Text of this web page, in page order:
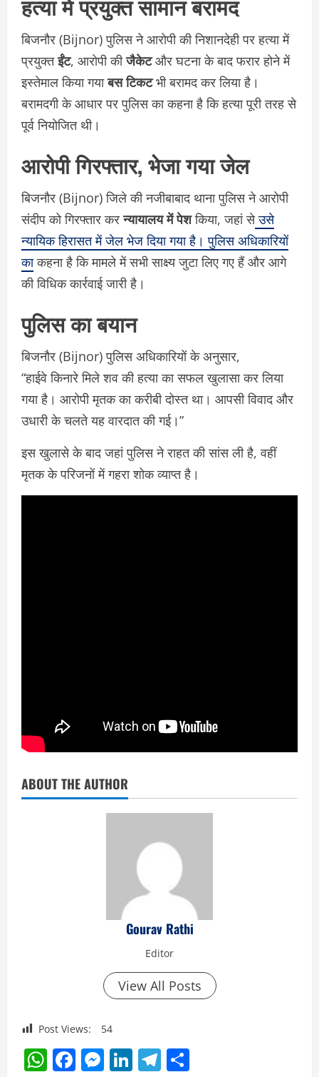
बिजनौर (Bijnor) पुलिस ने आरोपी की निशानदेही पर हत्या में
प्रयुक्तईंट, आरोपी कीजैकेटऔर घटना के बाद फरार होने में
इस्तेमाल किया गयाबस टिकटभी बरामद कर लिया है।
बरामदगी के आधार पर पुलिस का कहना है कि हत्या पूरी तरह से
पूर्व नियोजित थी।
आरोपी गिरफ्तार, भेजा गया जेल
बिजनौर (Bijnor) जिले की नजीबाबाद थाना पुलिस ने आरोपी
संदीप को गिरफ्तार करन्यायालय में पेशकिया, जहां सेउसे
न्यायिक हिरासत में जेल भेज दिया गया है। पुलिस अधिकारियों
काकहना है कि मामले में सभी साक्ष्य जुटा लिए गए हैं और आगे
की विधिक कार्रवाई जारी है।
पुलिस का बयान
बिजनौर (Bijnor) पुलिस अधिकारियों के अनुसार,
“हाईवे किनारे मिले शव की हत्या का सफल खुलासा कर लिया
गया है। आरोपी मृतक का करीबी दोस्त था। आपसी विवाद और
उधारी के चलते यह वारदात की गई।”
इस खुलासे के बाद जहां पुलिस ने राहत की सांस ली है, वहीं
मृतक के परिजनों में गहरा शोक व्याप्त है।
ABOUT THE AUTHOR
Gourav Rathi
Editor
View All Posts
Post Views: 54
WhatsApp
Facebook
Messenger
LinkedIn
Telegram